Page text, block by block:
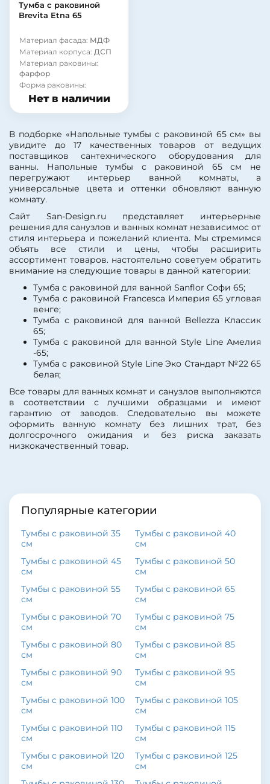
Покрытие корпуса:
матовое
Форма раковины:
полукруглая
Тумба с раковиной
Brevita Etna 65
Материал фасада: МДФ
Материал корпуса: ДСП
Материал раковины:
фарфор
Форма раковины:
прямоугольная
Покрытие корпуса:
ламинат
Покрытие корпуса:
эмаль
Стиль:
современный
Монтаж: напольный
Цвет:
Бельевая корзина:
Страна: Россия
Коллекция: Etna
Модель раковины:
Lapino Etna 65
Фурнитура:
хром
Система хранения: с
ящиками
Покрытие фасада:
матовое
Покрытие фасада: эмаль
Нет в наличии
В подборке «Напольные тумбы с раковиной 65 см» вы
увидите до 17 качественных товаров от ведущих
поставщиков сантехнического оборудования для
ванны. Напольные тумбы с раковиной 65 см не
перегружают интерьер ванной комнаты, а
универсальные цвета и оттенки обновляют ванную
комнату.
Сайт San-Design.ru представляет интерьерные
решения для санузлов и ванных комнат независимос от
стиля интерьера и пожеланий клиента. Мы стремимся
объять все стили и цены, чтобы расширить
ассортимент товаров. настоятельно советуем обратить
внимание на следующие товары в данной категории:
Тумба с раковиной для ванной Sanflor Софи 65;
Тумба с раковиной Francesca Империя 65 угловая
венге;
Тумба с раковиной для ванной Bellezza Классик
65;
Тумба c раковиной для ванной Style Line Амелия
-65;
Тумба с раковиной Style Line Эко Стандарт №22 65
белая;
Все товары для ванных комнат и санузлов выполняются
в соответствии с лучшими образцами и имеют
гарантию от заводов. Следовательно вы можете
оформить ванную комнату без лишних трат, без
долгосрочного ожидания и без риска заказать
низкокачественный товар.
Популярные категории
Тумбы с раковиной 35
см
Тумбы с раковиной 40
см
Тумбы с раковиной 45
см
Тумбы с раковиной 50
см
Тумбы с раковиной 55
см
Тумбы с раковиной 65
см
Тумбы с раковиной 70
см
Тумбы с раковиной 75
см
Тумбы с раковиной 80
см
Тумбы с раковиной 85
см
Тумбы с раковиной 90
см
Тумбы с раковиной 95
см
Тумбы с раковиной 100
см
Тумбы с раковиной 105
см
Тумбы с раковиной 110
см
Тумбы с раковиной 115
см
Тумбы с раковиной 120
см
Тумбы с раковиной 125
см